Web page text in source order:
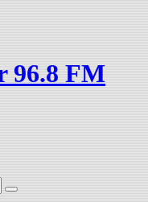
96.8 FM